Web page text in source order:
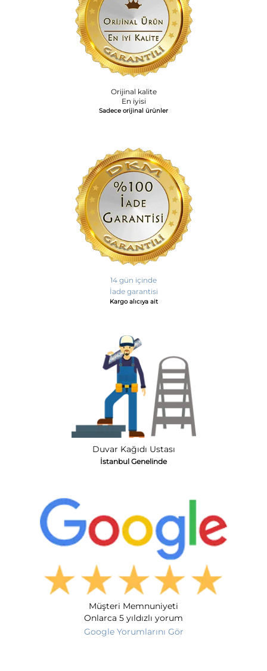
Orijinal kalite
En iyisi
Sadece orijinal ürünler
14 gün içinde
İade garantisi
Kargo alıcıya ait
Duvar Kağıdı Ustası
İstanbul Genelinde
Müşteri Memnuniyeti
Onlarca 5 yıldızlı yorum
Google Yorumlarını Gör